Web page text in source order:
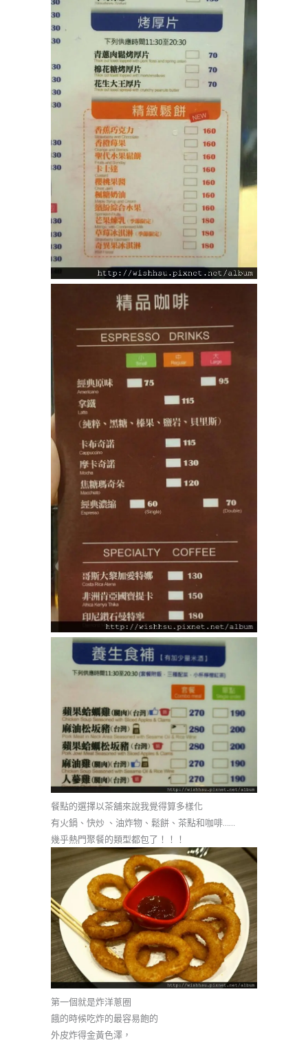
餐點的選擇以茶舖來說我覺得算多樣化
有火鍋、快炒 、油炸物、鬆餅、茶點和咖啡……
幾乎熱門聚餐的類型都包了！！！
第一個就是炸洋蔥圈
餓的時候吃炸的最容易飽的
外皮炸得金黃色澤，